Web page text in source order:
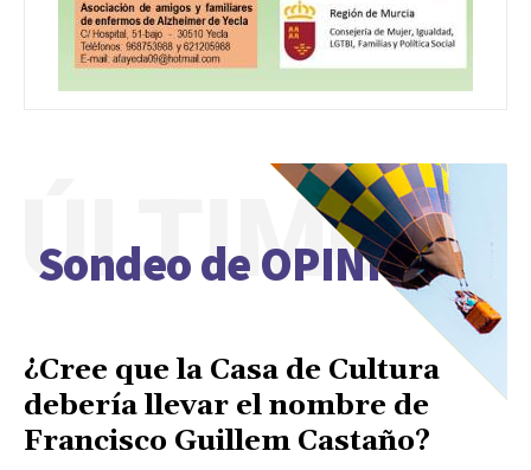
Sondeo de OPINIÓN
ÚLTIMO
¿Cree que la Casa de Cultura
debería llevar el nombre de
Francisco Guillem Castaño?